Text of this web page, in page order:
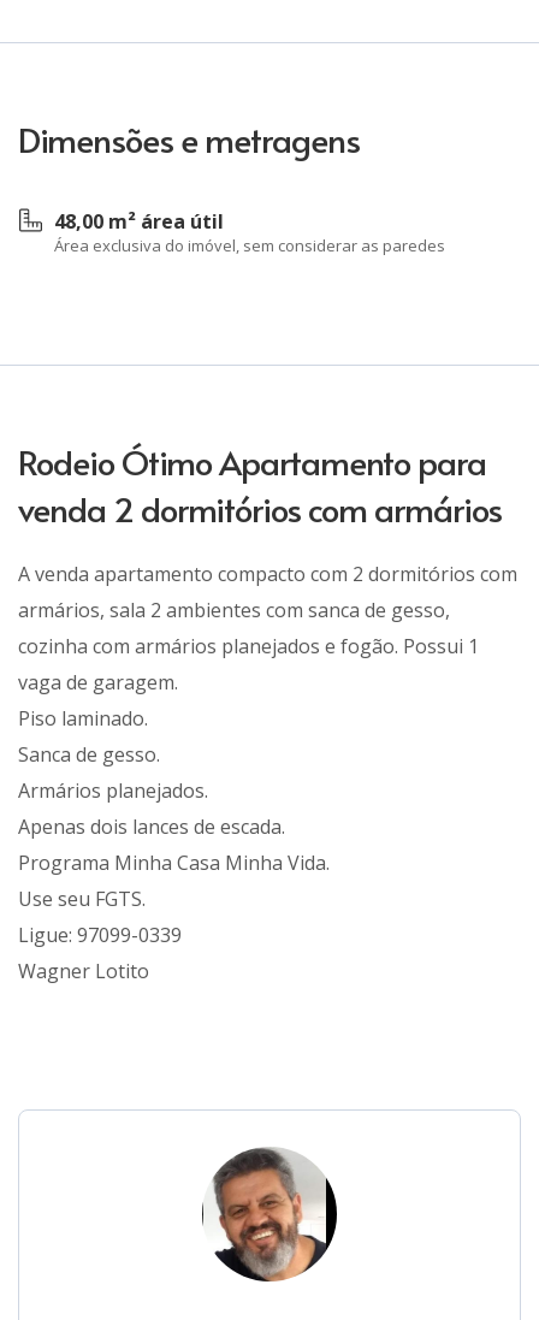
Dimensões e metragens
48,00 m² área útil
Área exclusiva do imóvel, sem considerar as paredes
Rodeio Ótimo Apartamento para
venda 2 dormitórios com armários
A venda apartamento compacto com 2 dormitórios com
armários, sala 2 ambientes com sanca de gesso,
cozinha com armários planejados e fogão. Possui 1
vaga de garagem.
Piso laminado.
Sanca de gesso.
Armários planejados.
Apenas dois lances de escada.
Programa Minha Casa Minha Vida.
Use seu FGTS.
Ligue: 97099-0339
Wagner Lotito